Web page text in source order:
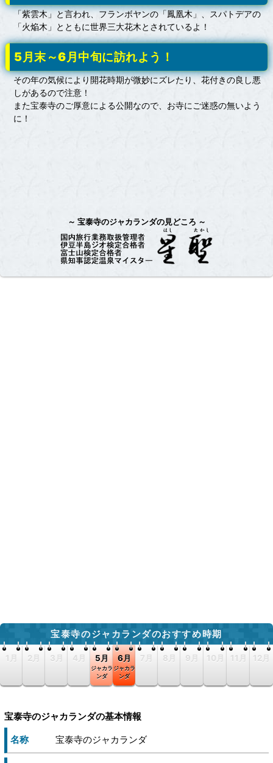
「紫雲木」と言われ、フランボヤンの「鳳凰木」、スパトデアの
「火焔木」とともに世界三大花木とされているよ！
5月末～6月中旬に訪れよう！
その年の気候により開花時期が微妙にズレたり、花付きの良し悪
しがあるので注意！
また宝泰寺のご厚意による公開なので、お寺にご迷惑の無いよう
に！
宝泰寺のジャカランダの見どころ
宝泰寺のジャカランダのおすすめ時期
1月 2月 3月 4月 5月
ジャカラ
ンダ
6月
ジャカラ
ンダ
7月 8月 9月 10月 11月 12月
宝泰寺のジャカランダの基本情報
名称 宝泰寺のジャカランダ